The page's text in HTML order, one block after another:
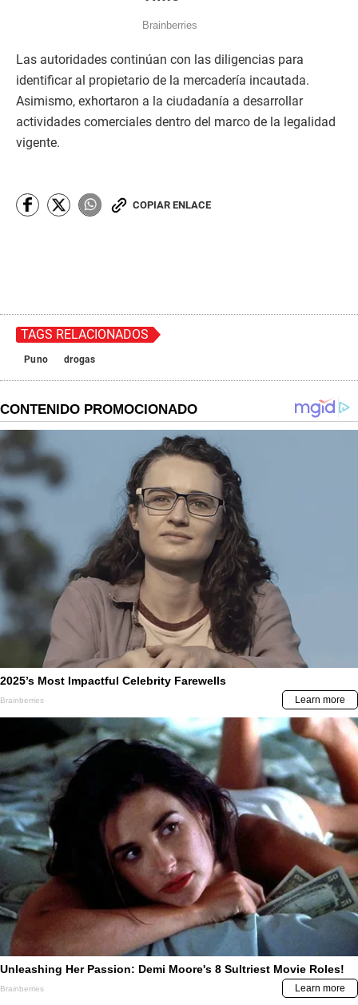
Las autoridades continúan con las diligencias para
identificar al propietario de la mercadería incautada.
Asimismo, exhortaron a la ciudadanía a desarrollar
actividades comerciales dentro del marco de la legalidad
vigente.
COPIAR ENLACE
TAGS RELACIONADOS
Puno drogas